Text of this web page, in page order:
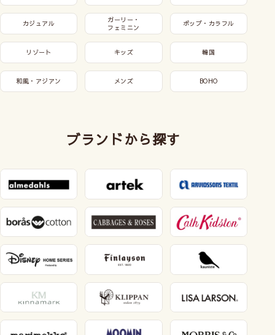
カジュアル
ガーリー・
フェミニン
ポップ・カラフル
リゾート キッズ 韓国
和風・アジアン メンズ BOHO
ブランドから探す